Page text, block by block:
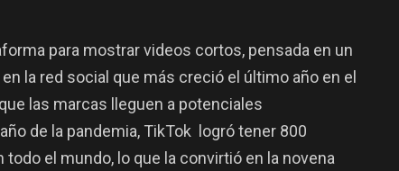
para mostrar videos cortos, pensada en un
la red social que más creció el último año en el
las marcas lleguen a potenciales
de la pandemia, TikTok logró tener 800
el mundo, lo que la convirtió en la novena